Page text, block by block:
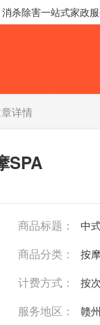
杀除害一站式家政
详情
SPA
商品标题： 中
商品分类： 按
计费方式： 按
服务地区： 赣